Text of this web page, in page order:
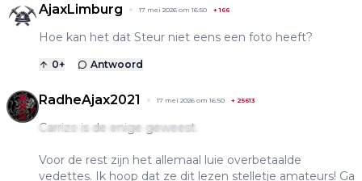
AjaxLimburg 17 mei 2026 om 16:50 +166
Hoe kan het dat Steur niet eens een foto heeft?
0+ Antwoord
RadheAjax2021 17 mei 2026 om 16:50 + 25613
Carrizo is de enige geweest.
Voor de rest zijn het allemaal luie overbetaalde
vedettes. Ik hoop dat ze dit lezen stelletje amateurs! Ga